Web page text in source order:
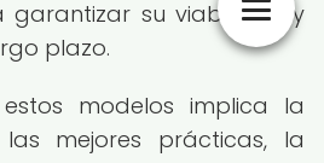
garantizar su viabilidad y
plazo.
modelos implica la
mejores prácticas, la